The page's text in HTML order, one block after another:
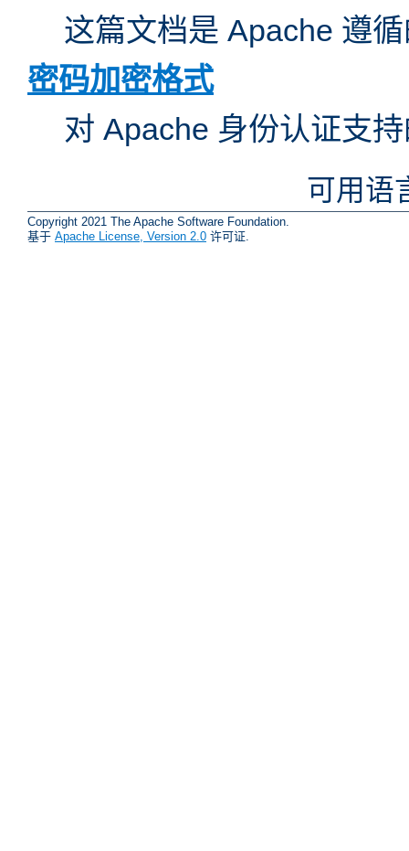
这篇文档是 Apache 遵
密码加密格式
对 Apache 身份认证支
可用语
Copyright 2021 The Apache Software Foundation.
基于 Apache License, Version 2.0 许可证.